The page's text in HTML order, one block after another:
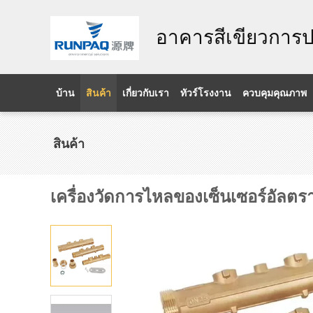
อาคารสีเขียวกา
บ้าน สินค้า เกี่ยวกับเรา ทัวร์โรงงาน ควบคุมคุณภาพ
สินค้า
เครื่องวัดการไหลของเซ็นเซอร์อัล